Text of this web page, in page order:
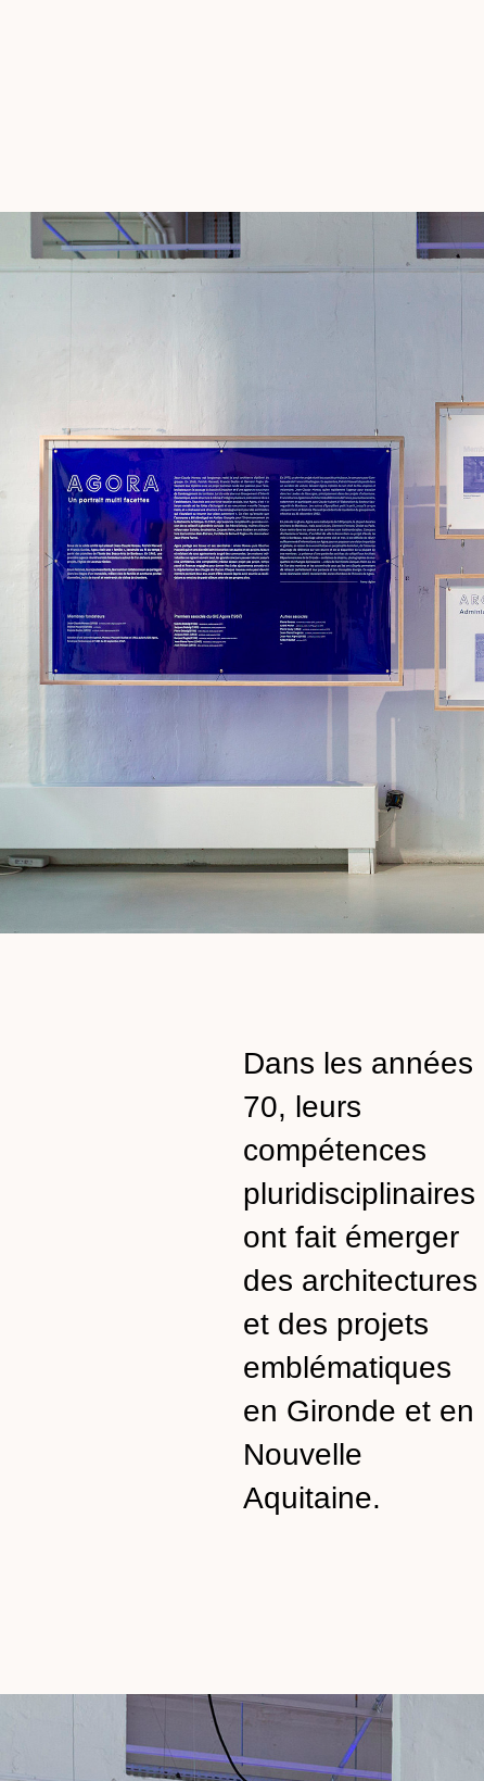
Dans les années
70, leurs
compétences
pluridisciplinaires
ont fait émerger
des architectures
et des projets
emblématiques
en Gironde et en
Nouvelle
Aquitaine.